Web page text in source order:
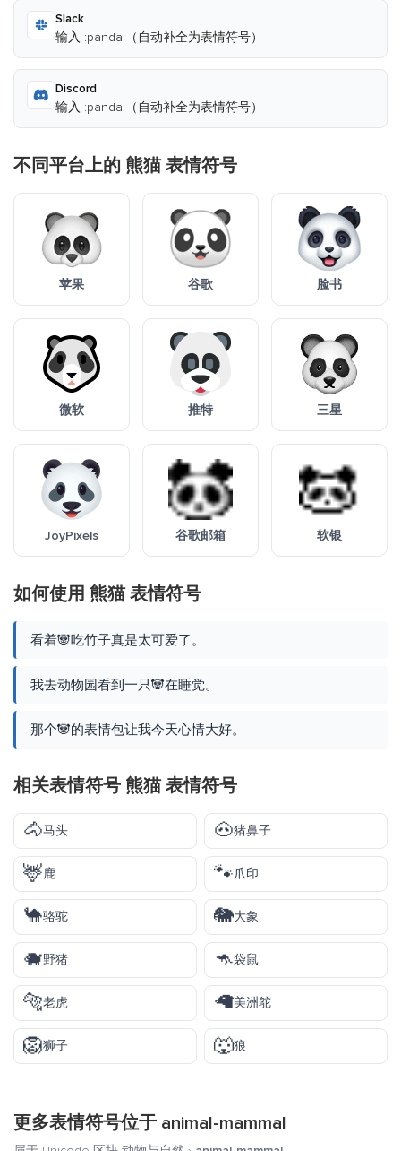
Slack
输入 :panda:（自动补全为表情符号）
Discord
输入 :panda:（自动补全为表情符号）
不同平台上的 熊猫 表情符号
苹果 谷歌 脸书
微软 推特 三星
JoyPixels 谷歌邮箱 软银
如何使用 熊猫 表情符号
看着🐼吃竹子真是太可爱了。
我去动物园看到一只🐼在睡觉。
那个🐼的表情包让我今天心情大好。
相关表情符号 熊猫 表情符号
🐴马头 🐽猪鼻子
🦌鹿 🐾爪印
🐪骆驼 🐘大象
🐗野猪 🦘袋鼠
🐅老虎 🦙美洲鸵
🦁狮子 🐺狼
更多表情符号位于 animal-mammal